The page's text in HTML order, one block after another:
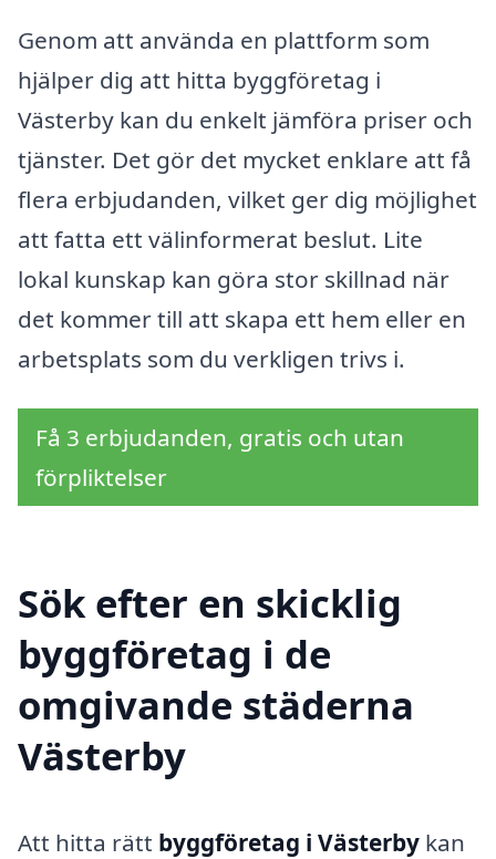
Genom att använda en plattform som
hjälper dig att hitta byggföretag i
Västerby kan du enkelt jämföra priser och
tjänster. Det gör det mycket enklare att få
flera erbjudanden, vilket ger dig möjlighet
att fatta ett välinformerat beslut. Lite
lokal kunskap kan göra stor skillnad när
det kommer till att skapa ett hem eller en
arbetsplats som du verkligen trivs i.
Få 3 erbjudanden, gratis och utan
förpliktelser
Sök efter en skicklig
byggföretag i de
omgivande städerna
Västerby
Att hitta rätt byggföretag i Västerby kan